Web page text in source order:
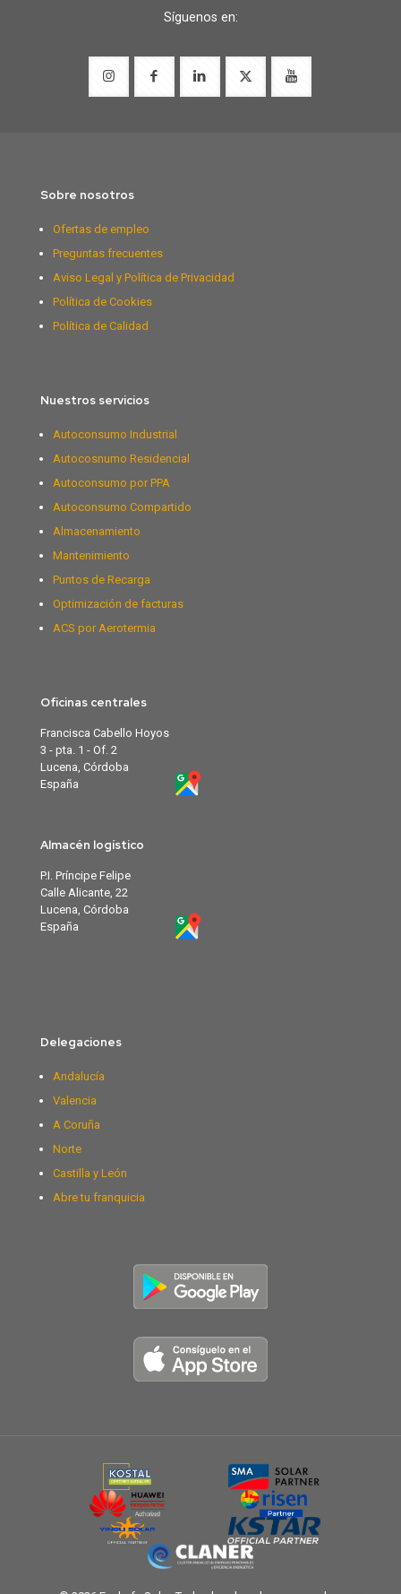
Síguenos en:
Sobre nosotros
Ofertas de empleo
Preguntas frecuentes
Aviso Legal y Política de Privacidad
Política de Cookies
Política de Calidad
Nuestros servicios
Autoconsumo Industrial
Autocosnumo Residencial
Autoconsumo por PPA
Autoconsumo Compartido
Almacenamiento
Mantenimiento
Puntos de Recarga
Optimización de facturas
ACS por Aerotermia
Oficinas centrales
Francisca Cabello Hoyos
3 - pta. 1 - Of. 2
Lucena, Córdoba
España
Almacén logístico
P.I. Príncipe Felipe
Calle Alicante, 22
Lucena, Córdoba
España
Delegaciones
Andalucía
Valencia
A Coruña
Norte
Castilla y León
Abre tu franquicia